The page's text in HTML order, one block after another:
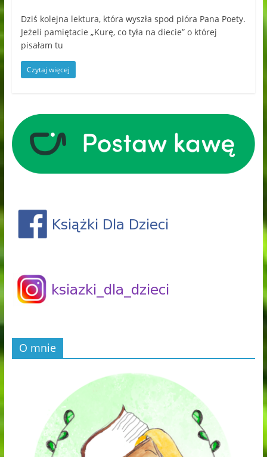
Dziś kolejna lektura, która wyszła spod pióra Pana Poety.
Jeżeli pamiętacie „Kurę, co tyła na diecie” o której
pisałam tu
Czytaj więcej
O mnie